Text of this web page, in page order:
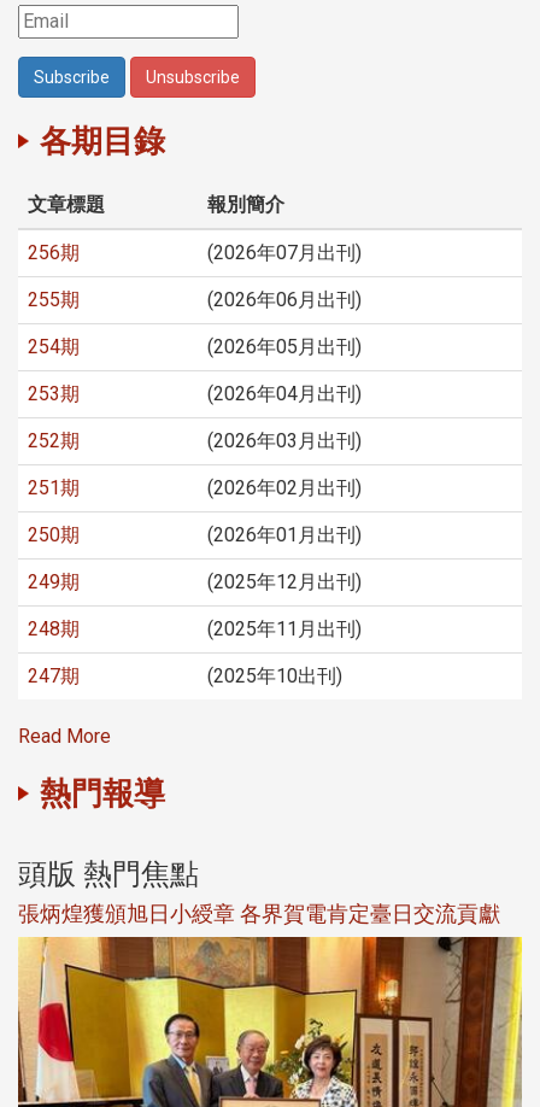
各期目錄
文章標題 報別簡介
256期 (2026年07月出刊)
255期 (2026年06月出刊)
254期 (2026年05月出刊)
253期 (2026年04月出刊)
252期 (2026年03月出刊)
251期 (2026年02月出刊)
250期 (2026年01月出刊)
249期 (2025年12月出刊)
248期 (2025年11月出刊)
247期 (2025年10出刊)
Read More
熱門報導
頭版 熱門焦點
張炳煌獲頒旭日小綬章 各界賀電肯定臺日交流貢獻